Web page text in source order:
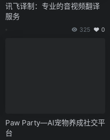
讯飞译制：专业的音视频翻译
服务
325 0
Paw Party—AI宠物养成社交平
台